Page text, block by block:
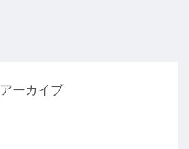
アーカイブ